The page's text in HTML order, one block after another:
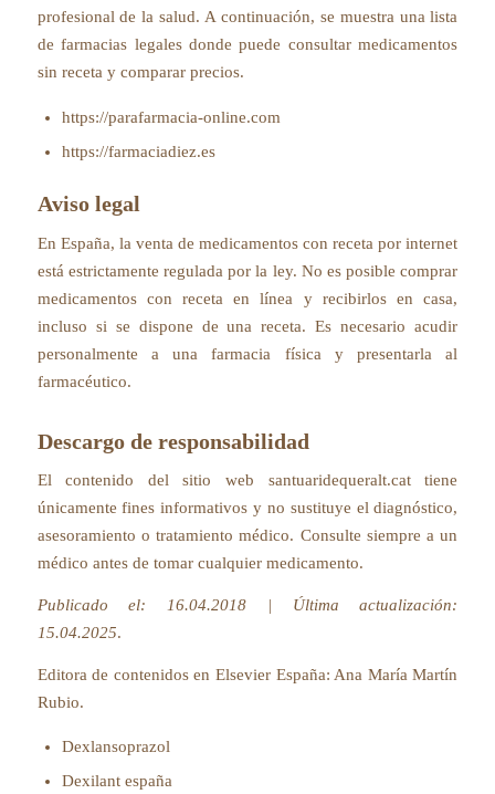
profesional de la salud. A continuación, se muestra una lista
de farmacias legales donde puede consultar medicamentos
sin receta y comparar precios.
https://parafarmacia-online.com
https://farmaciadiez.es
Aviso legal
En España, la venta de medicamentos con receta por internet
está estrictamente regulada por la ley. No es posible comprar
medicamentos con receta en línea y recibirlos en casa,
incluso si se dispone de una receta. Es necesario acudir
personalmente a una farmacia física y presentarla al
farmacéutico.
Descargo de responsabilidad
El contenido del sitio web santuaridequeralt.cat tiene
únicamente fines informativos y no sustituye el diagnóstico,
asesoramiento o tratamiento médico. Consulte siempre a un
médico antes de tomar cualquier medicamento.
Publicado el: 16.04.2018 | Última actualización:
15.04.2025.
Editora de contenidos en Elsevier España: Ana María Martín
Rubio.
Dexlansoprazol
Dexilant españa